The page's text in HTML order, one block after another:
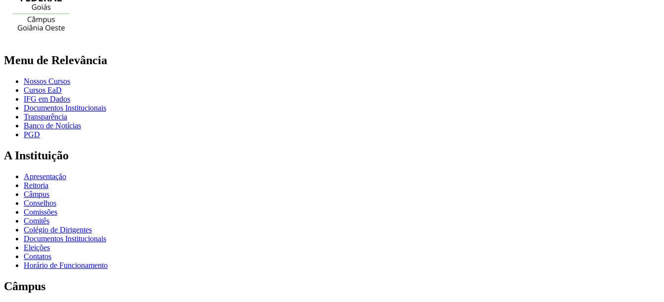
Menu de Relevância
Nossos Cursos
Cursos EaD
IFG em Dados
Documentos Institucionais
Transparência
Banco de Notícias
PGD
A Instituição
Apresentação
Reitoria
Câmpus
Conselhos
Comissões
Comitês
Colégio de Dirigentes
Documentos Institucionais
Eleições
Contatos
Horário de Funcionamento
Câmpus